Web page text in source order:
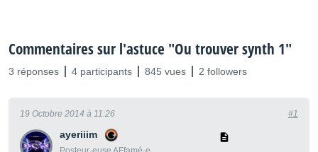
Commentaires sur l'astuce "Ou trouver synth 1"
3 réponses 4 participants 845 vues 2 followers
ayeriiim
19 Octobre 2014 à 11:26 #1